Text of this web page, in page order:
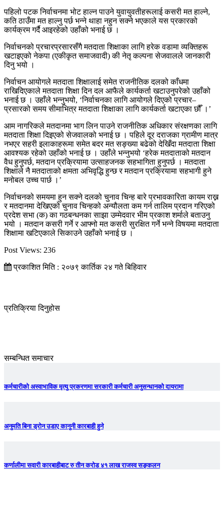
पहिलो पटक निर्वाचनमा भोट हाल्न पाउने युवायुवतीहरूलाई कसरी मत हाल्ने,
कति ठाउँमा मत हाल्नु पर्छ भन्ने थाहा नहुन सक्ने भएकाले यस प्रकारको
कार्यक्रम गर्दै आइरहेको उहाँको भनाई छ ।
निर्वाचनको प्रचारप्रसारसँगै मतदाता शिक्षाका लागि हरेक वडामा व्यक्तिहरू
खटाइएको नेकपा (एकीकृत समाजवादी) की नेतृ कल्पना सेजवालले जानकारी
दिनु भयो ।
निर्वाचन आयोगले मतदाता शिक्षालाई समेत राजनीतिक दलको काँधमा
राखिदिएकाले मतदाता शिक्षा दिन दल आफैले कार्यकर्ता खटाउनुपरेको उहाँको
भनाई छ । उहाँले भन्नुभयो, ‘निर्वाचनका लागि आयोगले दिएको प्रचार–
प्रसारको समय सीमाभित्र मतदाता शिक्षाका लागि कार्यकर्ता खटाएका छौँ ।’
आम नागरिकले मतदानमा भाग लिन पाउने राजनीतिक अधिकार संरक्षणका लागि
मतदाता शिक्षा दिइएको सेजवालको भनाई छ । पहिले दूर दराजका ग्रामीण मात्र
नभएर सहरी इलाकाहरूमा समेत बदर मत सङ्ख्या बढेको देखिँदा मतदाता शिक्षा
आवश्यक रहेको उहाँको भनाई छ । उहाँले भन्नुभयो ‘हरेक मतदाताको मतदान
वैध हुनुपर्छ, मतदान प्रक्रियामा उत्साहजनक सहभागिता हुनुपर्छ । मतदाता
शिक्षाले नै मतदाताको क्षमता अभिवृद्धि हुन्छ र मतदान प्रक्रियामा सहभागी हुने
मनोबल उच्च पार्छ ।’
निर्वाचनको समयमा हुन सक्ने दलको चुनाव चिन्ह बारे प्रभावकारिता कायम राख्न
र मतदानमा देखिएको चुनाव चिन्हको अन्यौलता कम गर्न तालिम प्रदान गरिएको
प्रदेश सभा (क) का गठबन्धनका साझा उम्मेदवार भीम प्रकाश शर्माले बताउनु
भयो । मतदान कसरी गर्ने र आफ्नो मत कसरी सुरक्षित गर्ने भन्ने विषयमा मतदाता
शिक्षामा खटिएकाले सिकाउने उहाँको भनाई छ ।
Post Views: 236
प्रकाशित मिति : २०७९ कार्तिक २४ गते बिहिवार
प्रतिक्रिया दिनुहोस
सम्बन्धित समाचार
कर्मचारीको अस्वाभाविक मृत्यु प्रकरणमा सरकारी कर्मचारी अनुसन्धानको दायरामा
अनुमति बिना ड्रोन उडाए कानुनी कारबाही हुने
कर्णालीमा सवारी कारबाहीबाट रु तीन करोड ४१ लाख राजस्व सङ्कलन